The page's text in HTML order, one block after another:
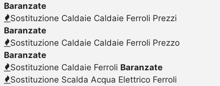
Baranzate
Sostituzione Caldaie Caldaie Ferroli Prezzi
Baranzate
Sostituzione Caldaie Caldaie Ferroli Prezzo
Baranzate
Sostituzione Caldaie Ferroli Baranzate
Sostituzione Scalda Acqua Elettrico Ferroli